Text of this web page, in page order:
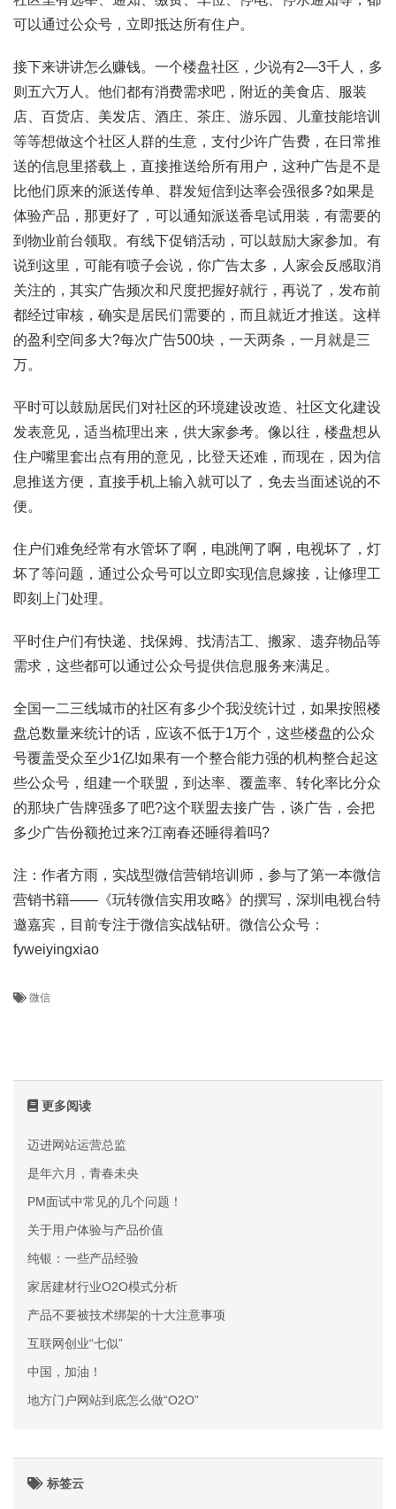
可以通过公众号，立即抵达所有住户。
接下来讲讲怎么赚钱。一个楼盘社区，少说有2—3千人，多
则五六万人。他们都有消费需求吧，附近的美食店、服装
店、百货店、美发店、酒庄、茶庄、游乐园、儿童技能培训
等等想做这个社区人群的生意，支付少许广告费，在日常推
送的信息里搭载上，直接推送给所有用户，这种广告是不是
比他们原来的派送传单、群发短信到达率会强很多?如果是
体验产品，那更好了，可以通知派送香皂试用装，有需要的
到物业前台领取。有线下促销活动，可以鼓励大家参加。有
说到这里，可能有喷子会说，你广告太多，人家会反感取消
关注的，其实广告频次和尺度把握好就行，再说了，发布前
都经过审核，确实是居民们需要的，而且就近才推送。这样
的盈利空间多大?每次广告500块，一天两条，一月就是三
万。
平时可以鼓励居民们对社区的环境建设改造、社区文化建设
发表意见，适当梳理出来，供大家参考。像以往，楼盘想从
住户嘴里套出点有用的意见，比登天还难，而现在，因为信
息推送方便，直接手机上输入就可以了，免去当面述说的不
便。
住户们难免经常有水管坏了啊，电跳闸了啊，电视坏了，灯
坏了等问题，通过公众号可以立即实现信息嫁接，让修理工
即刻上门处理。
平时住户们有快递、找保姆、找清洁工、搬家、遗弃物品等
需求，这些都可以通过公众号提供信息服务来满足。
全国一二三线城市的社区有多少个我没统计过，如果按照楼
盘总数量来统计的话，应该不低于1万个，这些楼盘的公众
号覆盖受众至少1亿!如果有一个整合能力强的机构整合起这
些公众号，组建一个联盟，到达率、覆盖率、转化率比分众
的那块广告牌强多了吧?这个联盟去接广告，谈广告，会把
多少广告份额抢过来?江南春还睡得着吗?
注：作者方雨，实战型微信营销培训师，参与了第一本微信
营销书籍——《玩转微信实用攻略》的撰写，深圳电视台特
邀嘉宾，目前专注于微信实战钻研。微信公众号：
fyweiyingxiao
微信
更多阅读
迈进网站运营总监
是年六月，青春未央
PM面试中常见的几个问题！
关于用户体验与产品价值
纯银：一些产品经验
家居建材行业O2O模式分析
产品不要被技术绑架的十大注意事项
互联网创业“七似”
中国，加油！
地方门户网站到底怎么做“O2O”
标签云